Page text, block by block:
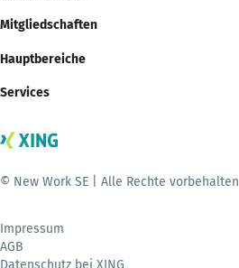
Mitgliedschaften
Hauptbereiche
Services
© New Work SE | Alle Rechte vorbehalten
Impressum
AGB
Datenschutz bei XING